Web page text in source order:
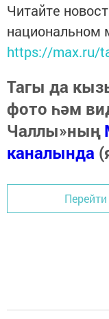
Читайте
национальном
https://max.ru/
Тагы да
фото һәм
Чаллы»ның
каналында